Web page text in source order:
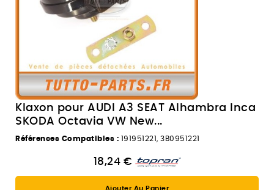
Klaxon pour AUDI A3 SEAT Alhambra Inca
SKODA Octavia VW New...
Références Compatibles : 191951221, 3B0951221
18,24 €
Ajouter Au Panier